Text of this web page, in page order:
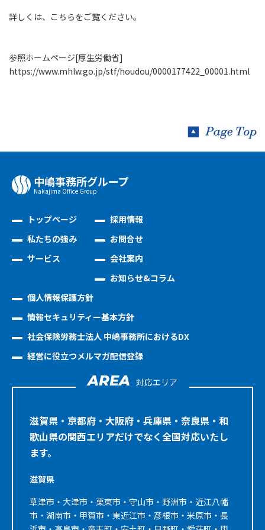
詳しくは、こちらをご覧ください。
参照ホームページ[厚生労働省]
https://www.mhlw.go.jp/stf/houdou/0000177422_00001.html
中嶋事務所グループ
Nakajima Oﬃce Group
トップページ
私たちの強み
サービス
採用情報
お問合せ
会社案内
お知らせ&コラム
個人情報保護方針
情報セキュリティー基本方針
社会保険労務士法人 中嶋事務所におけるDX
経営に役立つメルマガ配信登録
AREA 対応エリア
滋賀県・京都府・大阪府・兵庫県・奈良県・和
歌山県の関西エリアだけでなく全国対応いたし
ます。
滋賀県
草津市・大津市・栗東市・守山市・野洲市・近江八幡
市・湖南市・甲賀市・東近江市・彦根市・米原市・長